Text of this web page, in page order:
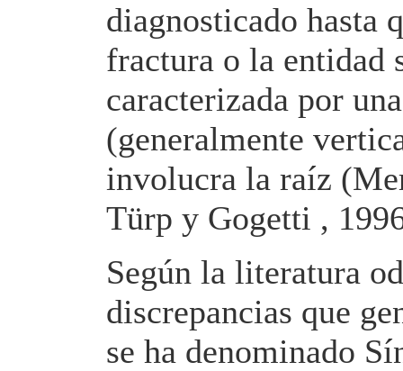
diagnosticado hasta
fractura o la entidad
caracterizada por
(generalmente
involucra la raíz
Türp y Gogetti ,
Según la literatura
discrepancias que
se ha denominado